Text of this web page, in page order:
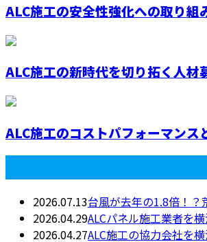
ALC施工の安全性強化への取り組
ALC施工の新時代を切り拓く人材
ALC施工のコストパフォーマンス
2026.07.13台風が去年の1.8倍！？
2026.04.29ALCパネル施工業者を
2026.04.27ALC施工の協力会社を